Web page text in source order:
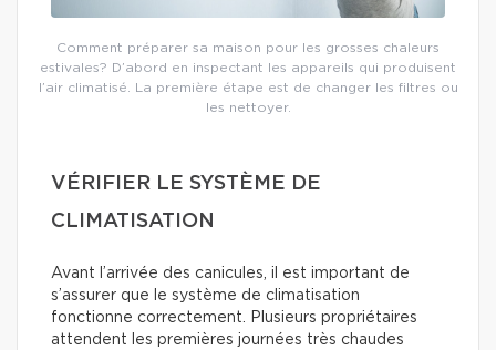
Comment préparer sa maison pour les grosses chaleurs
estivales? D’abord en inspectant les appareils qui produisent
l’air climatisé. La première étape est de changer les filtres ou
les nettoyer.
VÉRIFIER LE SYSTÈME DE
CLIMATISATION
Avant l’arrivée des canicules, il est important de
s’assurer que le système de climatisation
fonctionne correctement. Plusieurs propriétaires
attendent les premières journées très chaudes